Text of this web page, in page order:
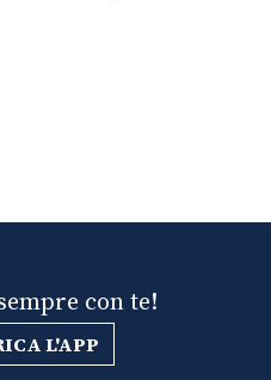
con te!
L'APP